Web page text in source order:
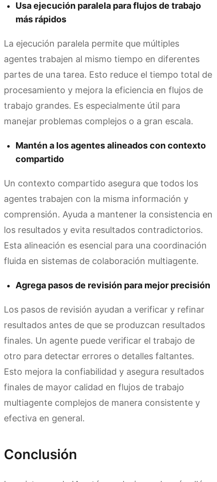
Usa ejecución paralela para flujos de trabajo
más rápidos
La ejecución paralela permite que múltiples
agentes trabajen al mismo tiempo en diferentes
partes de una tarea. Esto reduce el tiempo total de
procesamiento y mejora la eficiencia en flujos de
trabajo grandes. Es especialmente útil para
manejar problemas complejos o a gran escala.
Mantén a los agentes alineados con contexto
compartido
Un contexto compartido asegura que todos los
agentes trabajen con la misma información y
comprensión. Ayuda a mantener la consistencia en
los resultados y evita resultados contradictorios.
Esta alineación es esencial para una coordinación
fluida en sistemas de colaboración multiagente.
Agrega pasos de revisión para mejor precisión
Los pasos de revisión ayudan a verificar y refinar
resultados antes de que se produzcan resultados
finales. Un agente puede verificar el trabajo de
otro para detectar errores o detalles faltantes.
Esto mejora la confiabilidad y asegura resultados
finales de mayor calidad en flujos de trabajo
multiagente complejos de manera consistente y
efectiva en general.
Conclusión